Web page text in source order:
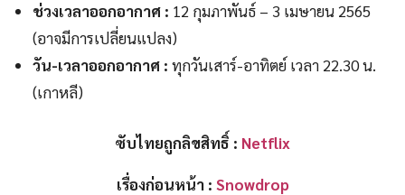
ช่วงเวลาออกอากาศ : 12 กุมภาพันธ์ – 3 เมษายน 2565
(อาจมีการเปลี่ยนแปลง)
วัน-เวลาออกอากาศ : ทุกวันเสาร์-อาทิตย์ เวลา 22.30 น.
(เกาหลี)
ซับไทยถูกลิขสิทธิ์ : Netflix
เรื่องก่อนหน้า : Snowdrop